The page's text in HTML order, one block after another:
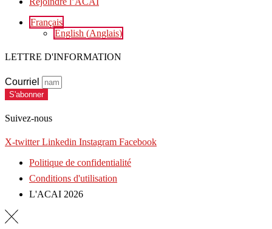
Français
English (Anglais)
LETTRE D'INFORMATION
Courriel
S'abonner
Suivez-nous
X-twitter Linkedin Instagram Facebook
Politique de confidentialité
Conditions d'utilisation
L'ACAI 2026